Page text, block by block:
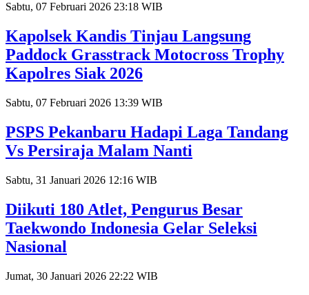
Sabtu, 07 Februari 2026 23:18 WIB
Kapolsek Kandis Tinjau Langsung
Paddock Grasstrack Motocross Trophy
Kapolres Siak 2026
Sabtu, 07 Februari 2026 13:39 WIB
PSPS Pekanbaru Hadapi Laga Tandang
Vs Persiraja Malam Nanti
Sabtu, 31 Januari 2026 12:16 WIB
Diikuti 180 Atlet, Pengurus Besar
Taekwondo Indonesia Gelar Seleksi
Nasional
Jumat, 30 Januari 2026 22:22 WIB